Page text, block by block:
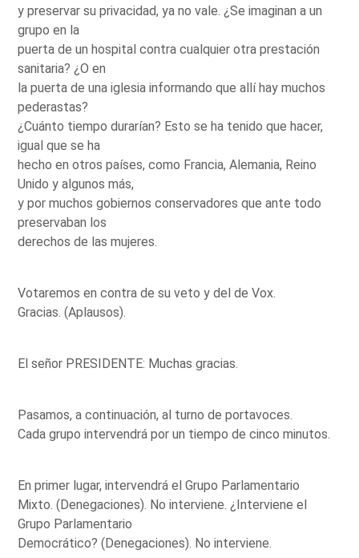
y preservar su privacidad, ya no vale. ¿Se imaginan a un
grupo en la
puerta de un hospital contra cualquier otra prestación
sanitaria? ¿O en
la puerta de una iglesia informando que allí hay muchos
pederastas?
¿Cuánto tiempo durarían? Esto se ha tenido que hacer,
igual que se ha
hecho en otros países, como Francia, Alemania, Reino
Unido y algunos más,
y por muchos gobiernos conservadores que ante todo
preservaban los
derechos de las mujeres.
Votaremos en contra de su veto y del de Vox.
Gracias. (Aplausos).
El señor PRESIDENTE: Muchas gracias.
Pasamos, a continuación, al turno de portavoces.
Cada grupo intervendrá por un tiempo de cinco minutos.
En primer lugar, intervendrá el Grupo Parlamentario
Mixto. (Denegaciones). No interviene. ¿Interviene el
Grupo Parlamentario
Democrático? (Denegaciones). No interviene.